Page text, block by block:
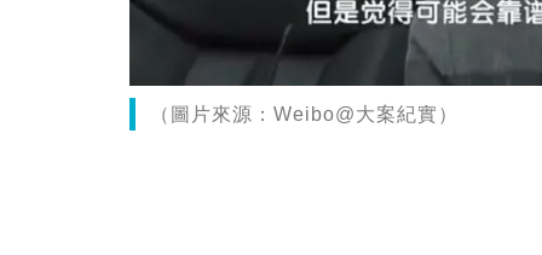
（圖片來源：Weibo@大案紀實）